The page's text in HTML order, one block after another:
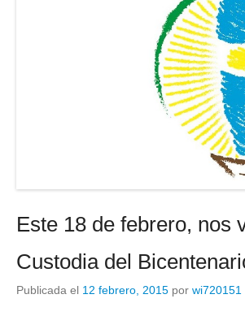
Este 18 de febrero, nos
Custodia del
Publicada el 12 febrero, 2015 por wi720151